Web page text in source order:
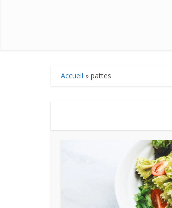
Accueil » pattes